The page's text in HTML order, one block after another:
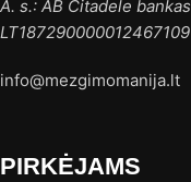
A. s.: AB Citadele bankas
LT187290000012467109
info@mezgimomanija.lt
PIRKĖJAMS